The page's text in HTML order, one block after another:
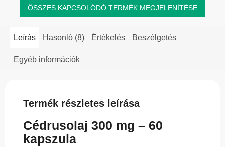
ÖSSZES KAPCSOLÓDÓ TERMÉK MEGJELENÍTÉSE
Leírás Hasonló (8) Értékelés Beszélgetés
Egyéb információk
Termék részletes leírása
Cédrusolaj 300 mg – 60
kapszula